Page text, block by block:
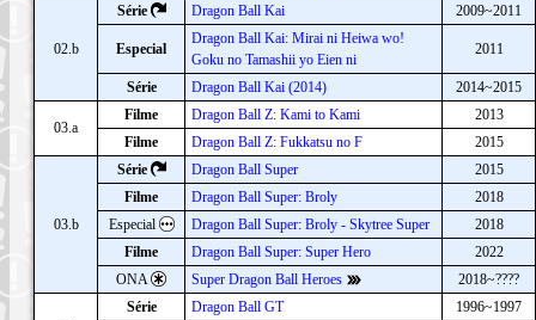
02.b
Série Dragon Ball Kai 2009~2011
Especial
Dragon Ball Kai: Mirai ni Heiwa wo!
Goku no Tamashii yo Eien ni
2011
Série Dragon Ball Kai (2014) 2014~2015
03.a
Filme Dragon Ball Z: Kami to Kami
2013
Filme
Dragon Ball Z: Fukkatsu no F 2015
03.b
Série Dragon Ball Super
2015
Filme
Dragon Ball Super: Broly
2018
Especial
Dragon Ball Super: Broly - Skytree Super
2018
Filme
Dragon Ball Super: Super Hero
2022
ONA
Super Dragon Ball Heroes 2018~????
Série Dragon Ball GT 1996~1997